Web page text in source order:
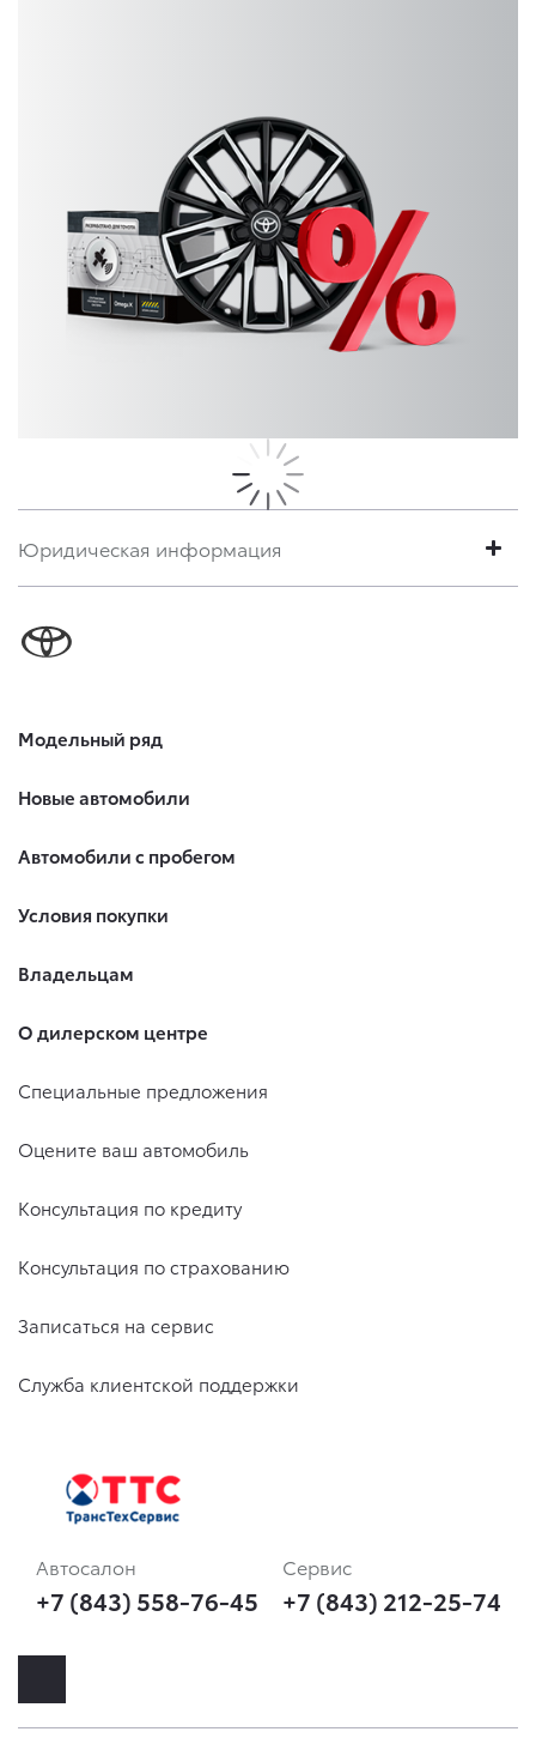
Юридическая информация
Модельный ряд
Новые автомобили
Автомобили с пробегом
Условия покупки
Владельцам
О дилерском центре
Специальные предложения
Оцените ваш автомобиль
Консультация по кредиту
Консультация по страхованию
Записаться на сервис
Служба клиентской поддержки
Автосалон
+7 (843) 558-76-45
Сервис
+7 (843) 212-25-74